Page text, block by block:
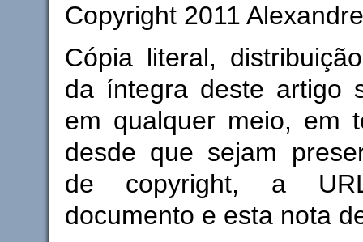
Copyright 2011
Cópia literal,
da íntegra deste artigo
em qualquer meio, em
desde que sejam
de copyright, a
documento e esta nota